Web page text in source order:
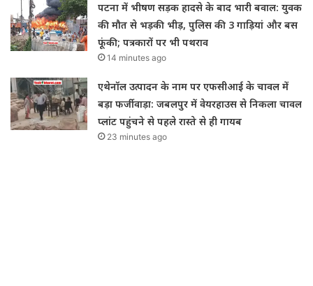
पटना में भीषण सड़क हादसे के बाद भारी बवाल: युवक
की मौत से भड़की भीड़, पुलिस की 3 गाड़ियां और बस
फूंकी; पत्रकारों पर भी पथराव
14 minutes ago
एथेनॉल उत्पादन के नाम पर एफसीआई के चावल में
बड़ा फर्जीवाड़ा: जबलपुर में वेयरहाउस से निकला चावल
प्लांट पहुंचने से पहले रास्ते से ही गायब
23 minutes ago